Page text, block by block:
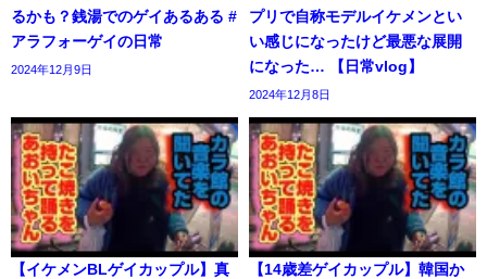
るかも？銭湯でのゲイあるある #
アラフォーゲイの日常
2024年12月9日
プリで自称モデルイケメンとい
い感じになったけど最悪な展開
になった… 【日常vlog】
2024年12月8日
【イケメンBLゲイカップル】真
【14歳差ゲイカップル】韓国か